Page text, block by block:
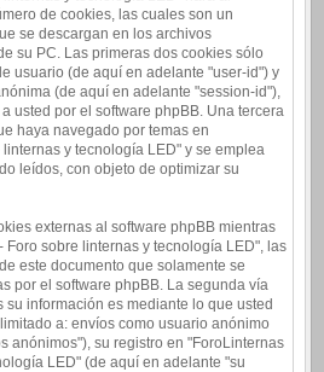
de cookies, las cuales son un
se descargan en los archivos
su PC. Las primeras dos cookies sólo
usuario (de aquí en adelante "user-id") y
(de aquí en adelante "session-id"),
usted por el software phpBB. Una tercera
haya navegado por temas en
y tecnología LED" y se emplea
leídos, con objeto de optimizar su
externas al software phpBB mientras
Foro sobre linternas y tecnología LED", las
este documento que solamente se
por el software phpBB. La segunda vía
información es mediante lo que usted
a: envíos como usuario anónimo
anónimos"), su registro en "ForoLinternas
LED" (de aquí en adelante "su